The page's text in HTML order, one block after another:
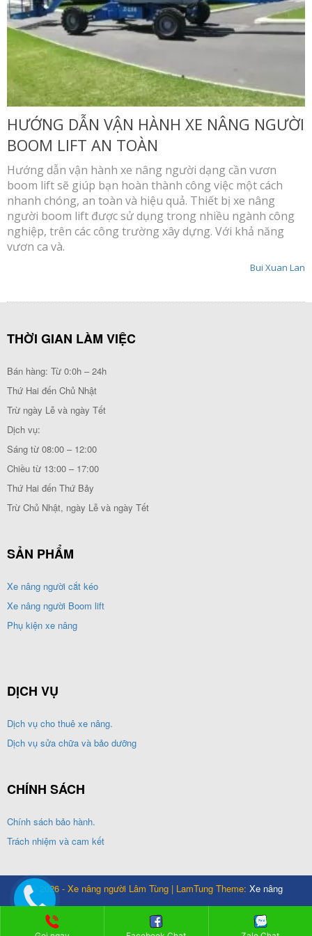
HƯỚNG DẪN VẬN HÀNH XE NÂNG NGƯỜI
BOOM LIFT AN TOÀN
Hướng dẫn vận hành xe nâng người dạng cần vươn
boom lift sẽ giúp bạn hoàn thành công việc một cách
nhanh chóng, an toàn và hiệu quả. Thiết bị xe nâng
người boom lift được sử dụng trong nhiều ngành công
nghiệp, trên các công trường xây dựng. Với khả năng
vươn ca và.
Bui Xuan Lan
THỜI GIAN LÀM VIỆC
Bán hàng: Từ 0:0h – 24h
Thứ Hai đến Chủ Nhật
Trừ ngày Lễ và ngày Tết
Dịch vụ:
Sáng từ 08:00 – 12:00
Chiều từ 13:00 – 17:00
Thứ Hai đến Thứ Bảy
Trừ Chủ Nhật, ngày Lễ và ngày Tết
SẢN PHẨM
Xe nâng người cắt kéo
Xe nâng người Boom lift
Phụ kiện xe nâng
DỊCH VỤ
Dịch vụ cho thuê xe nâng.
Dịch vụ sửa chữa và bảo dưỡng
CHÍNH SÁCH
Chính sách bảo hành.
Trách nhiệm và cam kết
© 2026 - Xe nâng người Lâm Tùng | LamTung Theme: Xe nâng